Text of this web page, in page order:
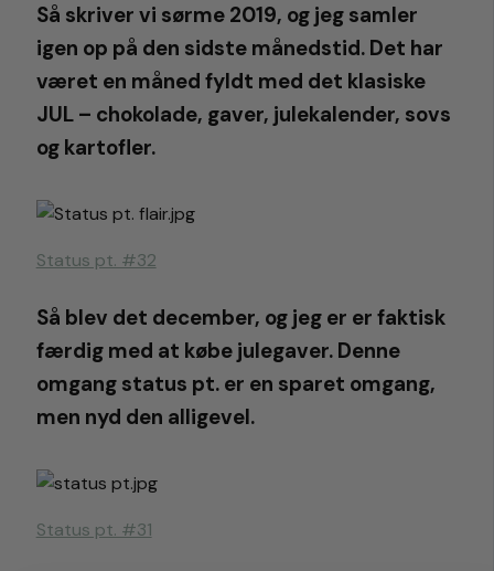
Så skriver vi sørme 2019, og jeg samler
igen op på den sidste månedstid. Det har
været en måned fyldt med det klasiske
JUL – chokolade, gaver, julekalender, sovs
og kartofler.
Status pt. #32
Så blev det december, og jeg er er faktisk
færdig med at købe julegaver. Denne
omgang status pt. er en sparet omgang,
men nyd den alligevel.
Status pt. #31